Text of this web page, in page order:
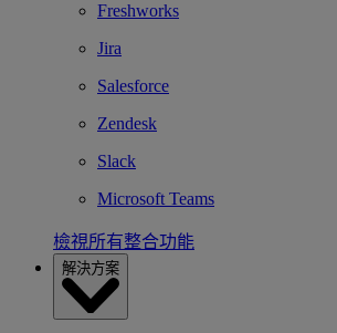
Freshworks
Jira
Salesforce
Zendesk
Slack
Microsoft Teams
檢視所有整合功能
解決方案